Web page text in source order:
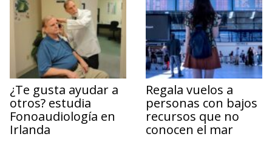
¿Te gusta ayudar a
otros? estudia
Fonoaudiología en
Irlanda
Regala vuelos a
personas con bajos
recursos que no
conocen el mar